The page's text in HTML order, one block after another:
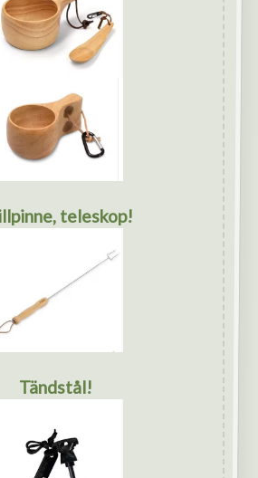
teleskop!
Tändstål!